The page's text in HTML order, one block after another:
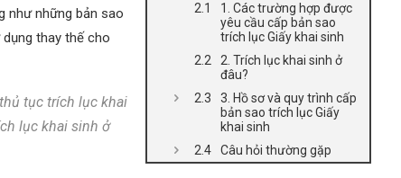
1. Các trường hợp được
yêu cầu cấp bản sao
trích lục Giấy khai sinh
2. Trích lục khai sinh ở
đâu?
3. Hồ sơ và quy trình cấp
bản sao trích lục Giấy
khai sinh
Câu hỏi thường gặp
như những bản sao
thay thế cho
tục trích lục khai
lục khai sinh ở